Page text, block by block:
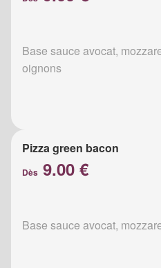
Base sauce avocat,
oignons
Pizza green bacon
Dès 9.00 €
Base sauce avocat,